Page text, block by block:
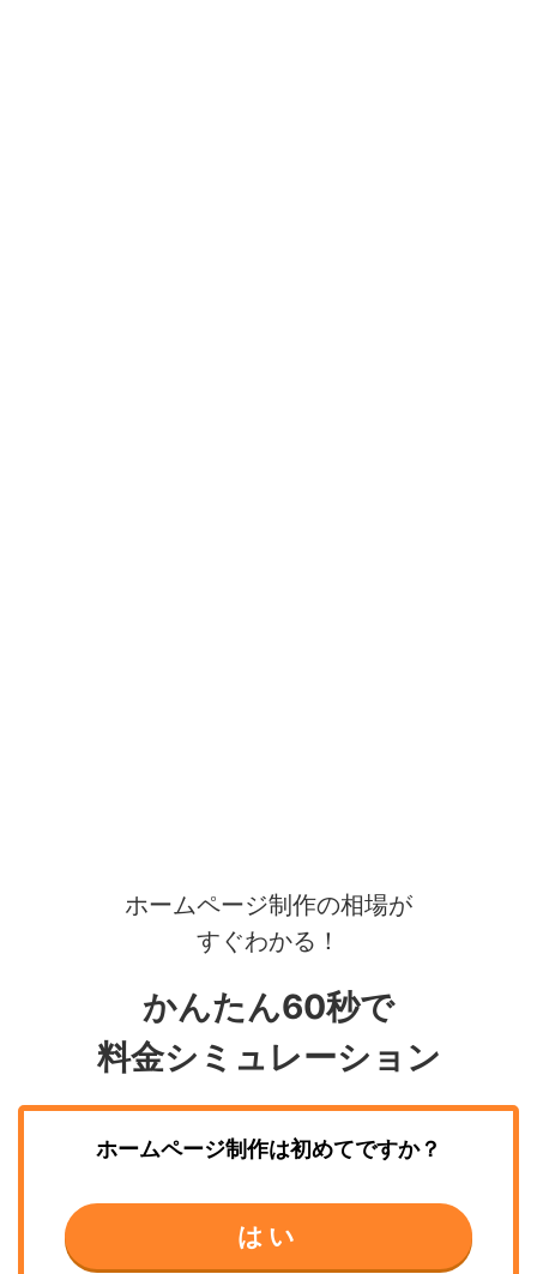
ホームページ制作の相場が
すぐわかる！
かんたん60秒で
料金シミュレーション
ホームページ制作は初めてですか？
はい